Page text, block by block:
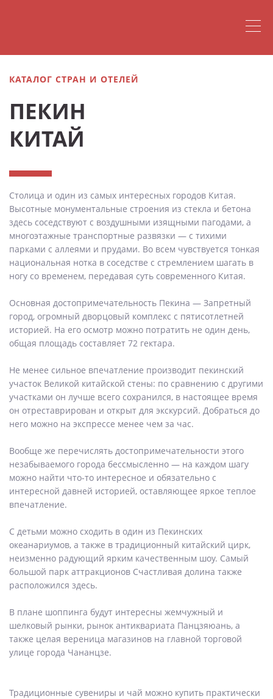
КАТАЛОГ СТРАН И ОТЕЛЕЙ
ПЕКИН
КИТАЙ
Столица и один из самых интересных городов Китая.
Высотные монументальные строения из стекла и бетона
здесь соседствуют с воздушными изящными пагодами, а
многоэтажные транспортные развязки — с тихими
парками с аллеями и прудами. Во всем чувствуется тонкая
национальная нотка в соседстве с стремлением шагать в
ногу со временем, передавая суть современного Китая.
Основная достопримечательность Пекина — Запретный
город, огромный дворцовый комплекс с пятисотлетней
историей. На его осмотр можно потратить не один день,
общая площадь составляет 72 гектара.
Не менее сильное впечатление производит пекинский
участок Великой китайской стены: по сравнению с другими
участками он лучше всего сохранился, в настоящее время
он отреставрирован и открыт для экскурсий. Добраться до
него можно на экспрессе менее чем за час.
Вообще же перечислять достопримечательности этого
незабываемого города бессмысленно — на каждом шагу
можно найти что-то интересное и обязательно с
интересной давней историей, оставляющее яркое теплое
впечатление.
С детьми можно сходить в один из Пекинских
океанариумов, а также в традиционный китайский цирк,
неизменно радующий ярким качественным шоу. Самый
большой парк аттракционов Счастливая долина также
расположился здесь.
В плане шоппинга будут интересны жемчужный и
шелковый рынки, рынок антиквариата Панцзяюань, а
также целая вереница магазинов на главной торговой
улице города Чананцзе.
Традиционные сувениры и чай можно купить практически